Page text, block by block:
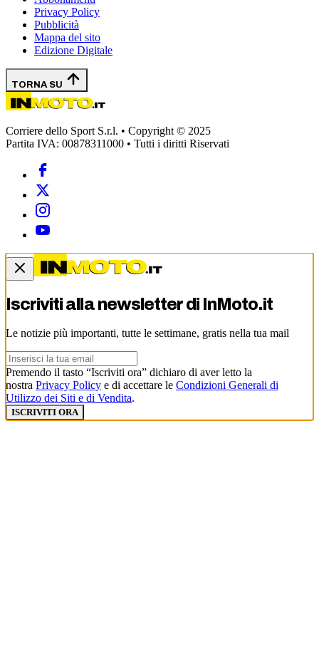
Privacy Policy
Pubblicità
Mappa del sito
Edizione Digitale
TORNA SU
Corriere dello Sport S.r.l. • Copyright © 2025
Partita IVA: 00878311000 • Tutti i diritti Riservati
Iscriviti alla newsletter di InMoto.it
Le notizie più importanti, tutte le settimane, gratis nella tua mail
Premendo il tasto “Iscriviti ora” dichiaro di aver letto la
nostra Privacy Policy e di accettare le Condizioni Generali di
Utilizzo dei Siti e di Vendita.
ISCRIVITI ORA